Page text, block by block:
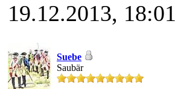
19.12.2013, 18:01
Suebe
Saubär